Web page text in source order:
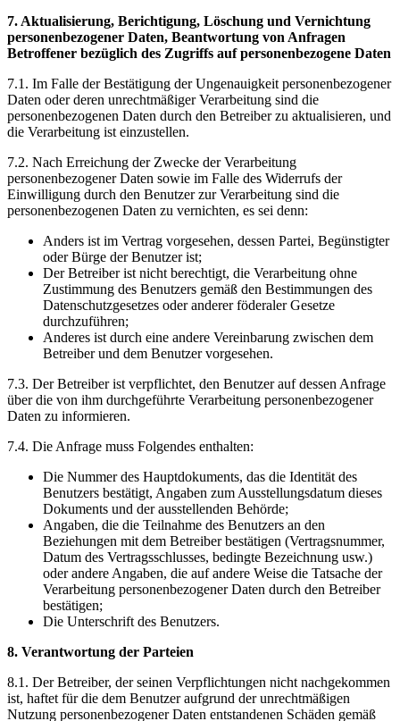
7. Aktualisierung, Berichtigung, Löschung und Vernichtung
personenbezogener Daten, Beantwortung von Anfragen
Betroffener bezüglich des Zugriffs auf personenbezogene Daten
7.1. Im Falle der Bestätigung der Ungenauigkeit personenbezogener
Daten oder deren unrechtmäßiger Verarbeitung sind die
personenbezogenen Daten durch den Betreiber zu aktualisieren, und
die Verarbeitung ist einzustellen.
7.2. Nach Erreichung der Zwecke der Verarbeitung
personenbezogener Daten sowie im Falle des Widerrufs der
Einwilligung durch den Benutzer zur Verarbeitung sind die
personenbezogenen Daten zu vernichten, es sei denn:
Anders ist im Vertrag vorgesehen, dessen Partei, Begünstigter
oder Bürge der Benutzer ist;
Der Betreiber ist nicht berechtigt, die Verarbeitung ohne
Zustimmung des Benutzers gemäß den Bestimmungen des
Datenschutzgesetzes oder anderer föderaler Gesetze
durchzuführen;
Anderes ist durch eine andere Vereinbarung zwischen dem
Betreiber und dem Benutzer vorgesehen.
7.3. Der Betreiber ist verpflichtet, den Benutzer auf dessen Anfrage
über die von ihm durchgeführte Verarbeitung personenbezogener
Daten zu informieren.
7.4. Die Anfrage muss Folgendes enthalten:
Die Nummer des Hauptdokuments, das die Identität des
Benutzers bestätigt, Angaben zum Ausstellungsdatum dieses
Dokuments und der ausstellenden Behörde;
Angaben, die die Teilnahme des Benutzers an den
Beziehungen mit dem Betreiber bestätigen (Vertragsnummer,
Datum des Vertragsschlusses, bedingte Bezeichnung usw.)
oder andere Angaben, die auf andere Weise die Tatsache der
Verarbeitung personenbezogener Daten durch den Betreiber
bestätigen;
Die Unterschrift des Benutzers.
8. Verantwortung der Parteien
8.1. Der Betreiber, der seinen Verpflichtungen nicht nachgekommen
ist, haftet für die dem Benutzer aufgrund der unrechtmäßigen
Nutzung personenbezogener Daten entstandenen Schäden gemäß